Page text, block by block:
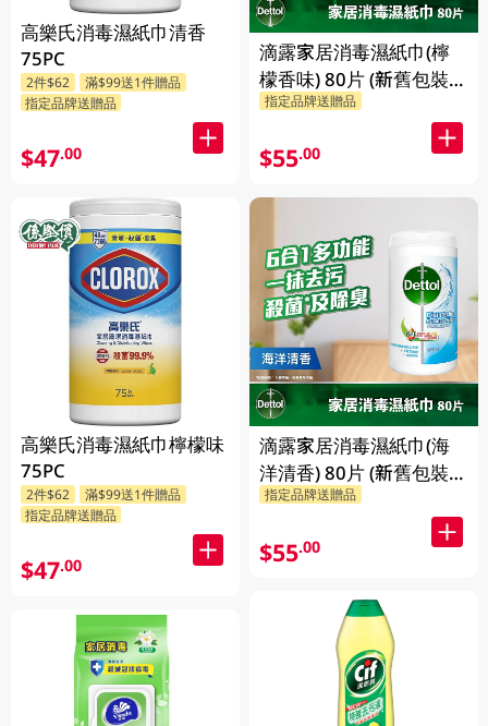
高樂氏消毒濕紙巾清香
75PC
2件$62
滿$99送1件贈品
指定品牌送贈品
$47.00
高樂氏消毒濕紙巾檸檬味
75PC
2件$62
滿$99送1件贈品
指定品牌送贈品
$47.00
滴露家居消毒濕紙巾(檸
檬香味) 80片 (新舊包裝隨
機發放)
指定品牌送贈品
$55.00
滴露家居消毒濕紙巾(海
洋清香) 80片 (新舊包裝隨
機發放)
指定品牌送贈品
$55.00